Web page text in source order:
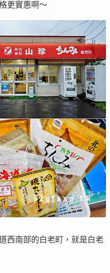
更實惠啊～
西南部的白老町，就是白老